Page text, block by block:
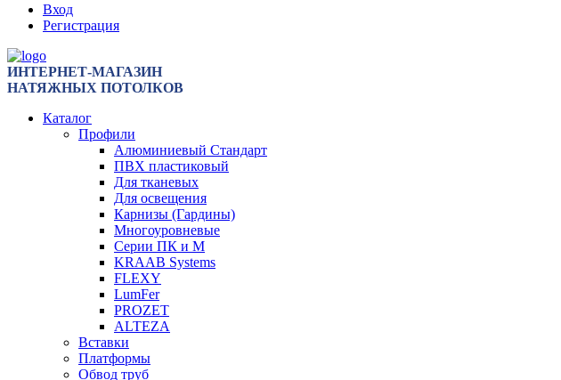
Вход
Регистрация
ИНТЕРНЕТ-МАГАЗИН
НАТЯЖНЫХ ПОТОЛКОВ
Каталог
Профили
Алюминиевый Стандарт
ПВХ пластиковый
Для тканевых
Для освещения
Карнизы (Гардины)
Многоуровневые
Серии ПК и М
KRAAB Systems
FLEXY
LumFer
PROZET
ALTEZA
Вставки
Платформы
Обвод труб